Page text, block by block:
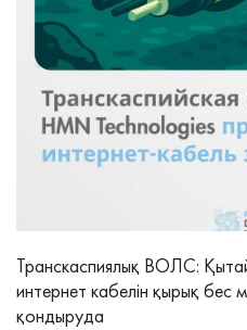
Транскаспиялық ВОЛС:
интернет кабелін қырық бес
қондыруда